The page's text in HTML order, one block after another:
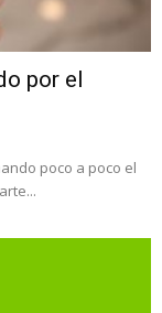
por el
poco a poco el